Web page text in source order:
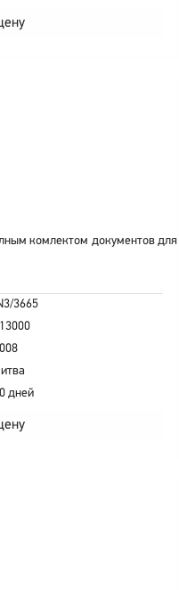
комлектом документов для
3665
дней